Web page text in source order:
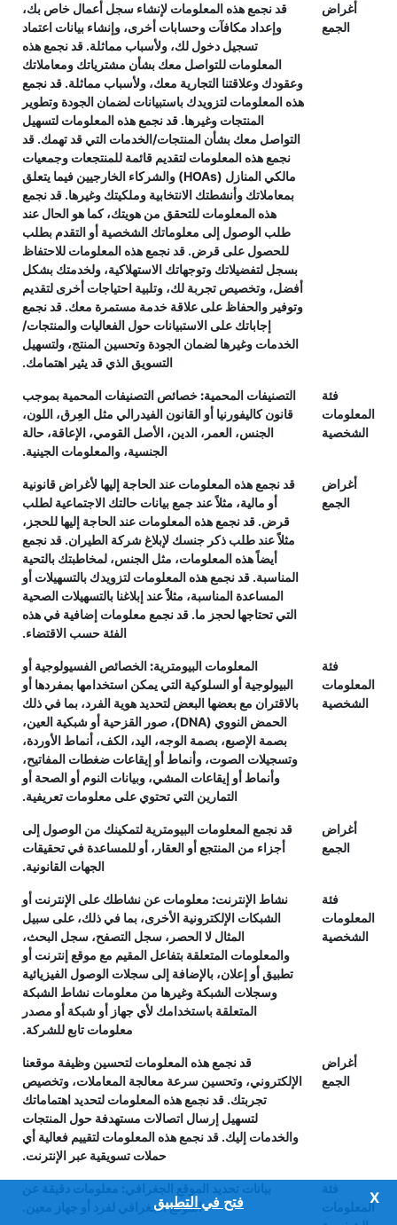
أغراض
الجمع
قد نجمع هذه المعلومات لإنشاء سجل أعمال خاص بك،
وإعداد مكافآت وحسابات أخرى، وإنشاء بيانات اعتماد
تسجيل دخول لك، ولأسباب مماثلة. قد نجمع هذه
المعلومات للتواصل معك بشأن مشترياتك ومعاملاتك
وعقودك وعلاقتنا التجارية معك، ولأسباب مماثلة. قد نجمع
هذه المعلومات لتزويدك باستبيانات لضمان الجودة وتطوير
المنتجات وغيرها. قد نجمع هذه المعلومات لتسهيل
التواصل معك بشأن المنتجات/الخدمات التي قد تهمك. قد
نجمع هذه المعلومات لتقديم قائمة للمنتجعات وجمعيات
مالكي المنازل (HOAs) والشركاء الخارجيين فيما يتعلق
بمعاملاتك وأنشطتك الانتخابية وملكيتك وغيرها. قد نجمع
هذه المعلومات للتحقق من هويتك، كما هو الحال عند
طلب الوصول إلى معلوماتك الشخصية أو التقدم بطلب
للحصول على قرض. قد نجمع هذه المعلومات للاحتفاظ
بسجل لتفضيلاتك وتوجهاتك الاستهلاكية، ولخدمتك بشكل
أفضل، وتخصيص تجربة لك، وتلبية احتياجات أخرى لتقديم
وتوفير والحفاظ على علاقة خدمة مستمرة معك. قد نجمع
إجاباتك على الاستبيانات حول الفعاليات والمنتجات/
الخدمات وغيرها لضمان الجودة وتحسين المنتج، ولتسهيل
التسويق الذي قد يثير اهتمامك.
فئة
المعلومات
الشخصية
التصنيفات المحمية:خصائص التصنيفات المحمية بموجب
قانون كاليفورنيا أو القانون الفيدرالي مثل العِرق، اللون،
الجنس، العمر، الدين، الأصل القومي، الإعاقة، حالة
الجنسية، والمعلومات الجينية.
أغراض
الجمع
قد نجمع هذه المعلومات عند الحاجة إليها لأغراض قانونية
أو مالية، مثلاً عند جمع بيانات حالتك الاجتماعية لطلب
قرض. قد نجمع هذه المعلومات عند الحاجة إليها للحجز،
مثلاً عند طلب ذكر جنسك لإبلاغ شركة الطيران. قد نجمع
أيضاً هذه المعلومات، مثل الجنس، لمخاطبتك بالتحية
المناسبة. قد نجمع هذه المعلومات لتزويدك بالتسهيلات أو
المساعدة المناسبة، مثلاً عند إبلاغنا بالتسهيلات الصحية
التي تحتاجها لحجز ما. قد نجمع معلومات إضافية في هذه
الفئة حسب الاقتضاء.
فئة
المعلومات
الشخصية
المعلومات البيومترية:الخصائص الفسيولوجية أو
البيولوجية أو السلوكية التي يمكن استخدامها بمفردها أو
بالاقتران مع بعضها البعض لتحديد هوية الفرد، بما في ذلك
الحمض النووي (DNA)، صور القزحية أو شبكية العين،
بصمة الإصبع، بصمة الوجه، اليد، الكف، أنماط الأوردة،
وتسجيلات الصوت، وأنماط أو إيقاعات ضغطات المفاتيح،
وأنماط أو إيقاعات المشي، وبيانات النوم أو الصحة أو
التمارين التي تحتوي على معلومات تعريفية.
أغراض
الجمع
قد نجمع المعلومات البيومترية لتمكينك من الوصول إلى
أجزاء من المنتجع أو العقار، أو للمساعدة في تحقيقات
الجهات القانونية.
فئة
المعلومات
الشخصية
نشاط الإنترنت: معلومات عن نشاطك على الإنترنت أو
الشبكات الإلكترونية الأخرى، بما في ذلك، على سبيل
المثال لا الحصر، سجل التصفح، سجل البحث،
والمعلومات المتعلقة بتفاعل المقيم مع موقع إنترنت أو
تطبيق أو إعلان، بالإضافة إلى سجلات الوصول الفيزيائية
وسجلات الشبكة وغيرها من معلومات نشاط الشبكة
المتعلقة باستخدامك لأي جهاز أو شبكة أو مصدر
معلومات تابع للشركة.
أغراض
الجمع
قد نجمع هذه المعلومات لتحسين وظيفة موقعنا
الإلكتروني، وتحسين سرعة معالجة المعاملات، وتخصيص
تجربتك. قد نجمع هذه المعلومات لتحديد اهتماماتك
لتسهيل إرسال اتصالات مستهدفة حول المنتجات
والخدمات إليك. قد نجمع هذه المعلومات لتقييم فعالية أي
حملات تسويقية عبر الإنترنت.
المعلومات
الموقع الجغرافي لفرد أو جهاز معين.
فتح في التطبيق